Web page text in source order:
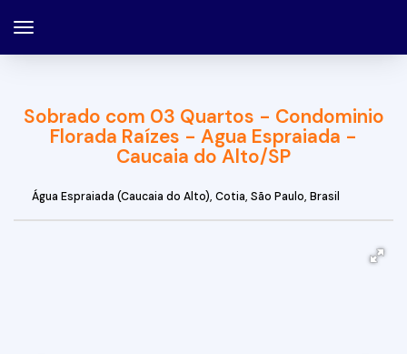
Sobrado com 03 Quartos - Condominio
Florada Raízes - Agua Espraiada -
Caucaia do Alto/SP
Água Espraiada (Caucaia do Alto), Cotia, São Paulo, Brasil